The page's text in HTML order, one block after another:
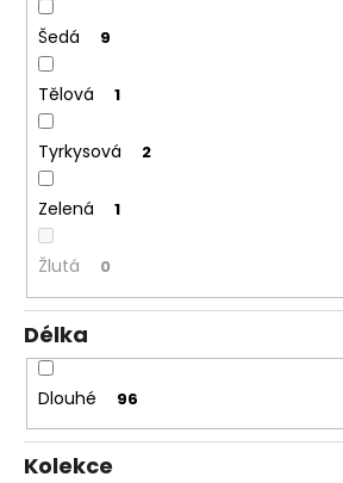
Šedá 9
Tělová 1
Tyrkysová 2
Zelená 1
Žlutá 0
Délka
Dlouhé 96
Kolekce